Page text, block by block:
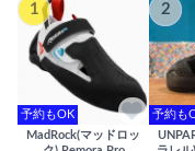
1
予約もOK
MadRock(マッドロッ
2
予約も